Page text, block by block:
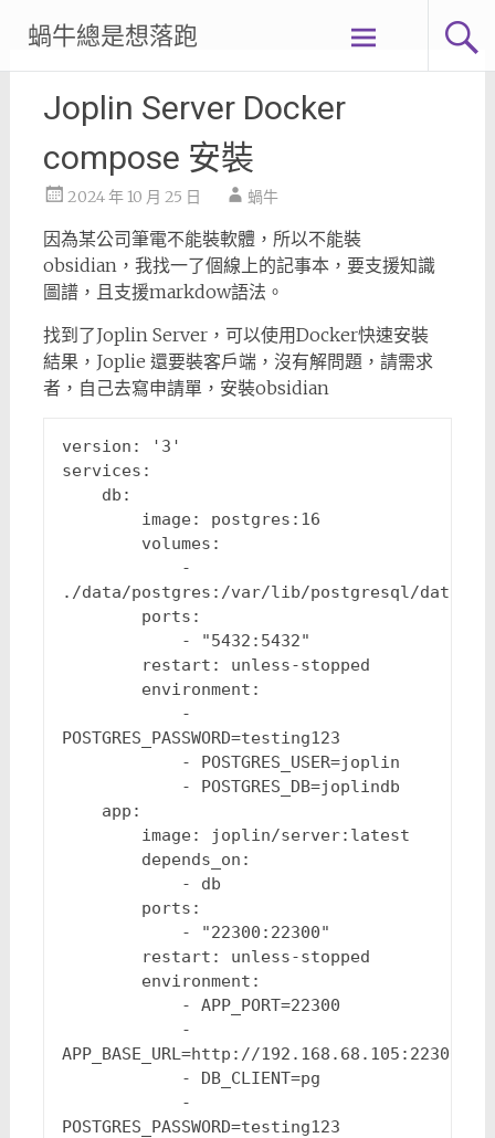
content
蝸牛總是想落跑
Joplin Server Docker
compose 安裝
2024 年 10 月 25 日 蝸牛
因為某公司筆電不能裝軟體，所以不能裝
obsidian，我找一了個線上的記事本，要支援知識
圖譜，且支援markdow語法。
找到了Joplin Server，可以使用Docker快速安裝
結果，Joplie 還要裝客戶端，沒有解問題，請需求
者，自己去寫申請單，安裝obsidian
version :
'3'
services :
db :
image:
postgres:16
volumes :
-
./data/postgres:/var/lib/postgresql/data
ports :
-
"5432:5432"
restart :
unless-stopped
environment :
-
POSTGRES_PASSWORD=testing123
-
POSTGRES_USER=joplin
-
POSTGRES_DB=joplindb
app :
image:
joplin/server:latest
depends_on :
-
db
ports :
-
"22300:22300"
restart :
unless-stopped
environment :
-
APP_PORT=22300
-
APP_BASE_URL=http://192.168.68.105:22300
-
DB_CLIENT=pg
-
POSTGRES_PASSWORD=testing123